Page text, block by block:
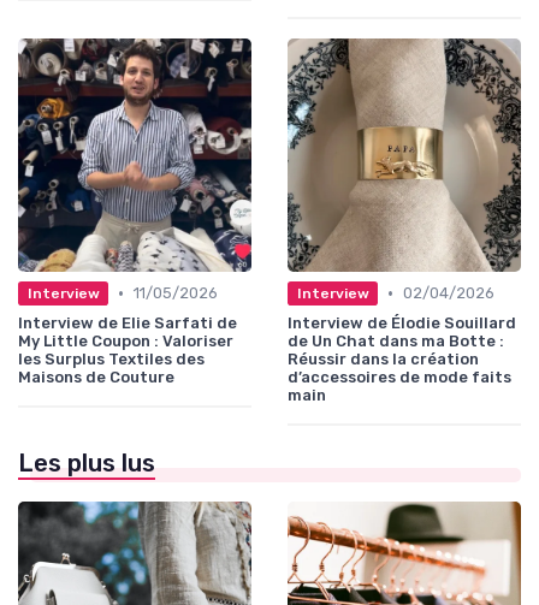
Interview • 11/05/2026
Interview de Elie Sarfati de
My Little Coupon : Valoriser
les Surplus Textiles des
Maisons de Couture
Interview • 02/04/2026
Interview de Élodie Souillard
de Un Chat dans ma Botte :
Réussir dans la création
d’accessoires de mode faits
main
Les plus lus